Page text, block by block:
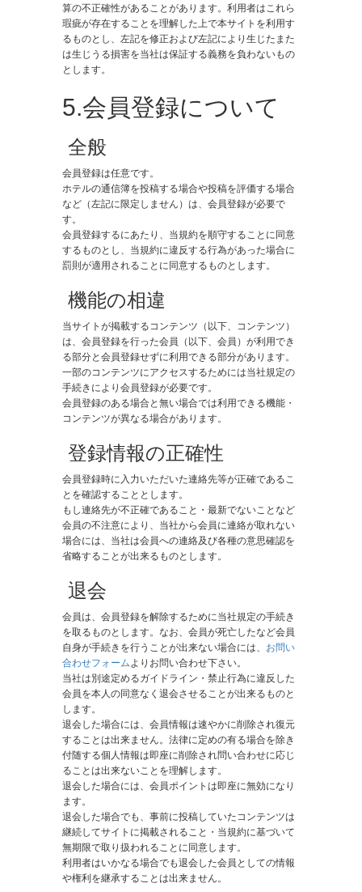
算の不正確性があることがあります。利用者はこれら
瑕疵が存在することを理解した上で本サイトを利用す
るものとし、左記を修正および左記により生じたまた
は生じうる損害を当社は保証する義務を負わないもの
とします。
5.会員登録について
​ 全般
会員登録は任意です。
ホテルの通信簿を投稿する場合や投稿を評価する場合
など（左記に限定しません）は、会員登録が必要で
す。
会員登録するにあたり、当規約を順守することに同意
するものとし、当規約に違反する行為があった場合に
罰則が適用されることに同意するものとします。
​ 機能の相違
当サイトが掲載するコンテンツ（以下、コンテンツ）
は、会員登録を行った会員（以下、会員）が利用でき
る部分と会員登録せずに利用できる部分があります。
一部のコンテンツにアクセスするためには当社規定の
手続きにより会員登録が必要です。
会員登録のある場合と無い場合では利用できる機能・
コンテンツが異なる場合があります。
登録情報の正確性
会員登録時に入力いただいた連絡先等が正確であるこ
とを確認することとします。
もし連絡先が不正確であること・最新でないことなど
会員の不注意により、当社から会員に連絡が取れない
場合には、当社は会員への連絡及び各種の意思確認を
省略することが出来るものとします。
​ 退会
会員は、会員登録を解除するために当社規定の手続き
を取るものとします。なお、会員が死亡したなど会員
自身が手続きを行うことが出来ない場合には、 お問い
合わせフォームよりお問い合わせ下さい。
当社は別途定めるガイドライン・禁止行為に違反した
会員を本人の同意なく退会させることが出来るものと
します。
退会した場合には、会員情報は速やかに削除され復元
することは出来ません。法律に定めの有る場合を除き
付随する個人情報は即座に削除され問い合わせに応じ
ることは出来ないことを理解します。
退会した場合には、会員ポイントは即座に無効になり
ます。
退会した場合でも、事前に投稿していたコンテンツは
継続してサイトに掲載されること・当規約に基づいて
無期限で取り扱われることに同意します。
利用者はいかなる場合でも退会した会員としての情報
や権利を継承することは出来ません。